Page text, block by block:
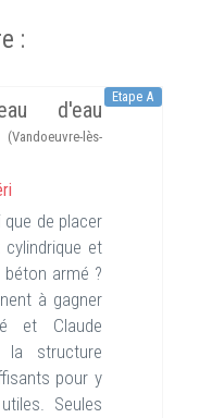
:
Etape A
d'eau
(Vandoeuvre-lès-
de placer
et
béton armé ?
à gagner
et Claude
la structure
pour y
Seules